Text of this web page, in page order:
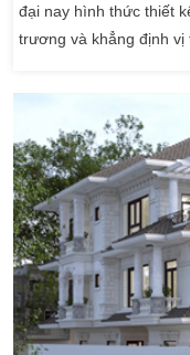
đại nay hình thức thiết
trương và khẳng định vị
mẫu nhà biệt thự 3
chọn của nhiều […]